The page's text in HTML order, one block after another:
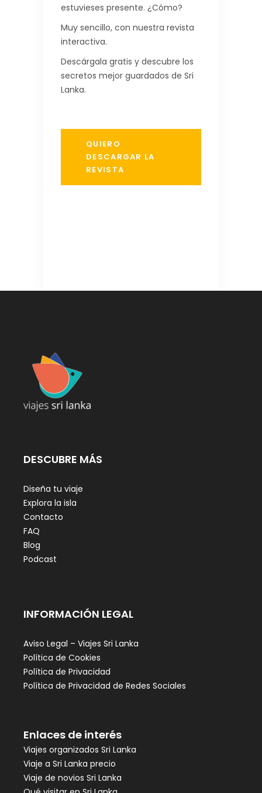
estuvieses presente. ¿Cómo?
Muy sencillo, con nuestra revista
interactiva.
Descárgala gratis y descubre los
secretos mejor guardados de Sri
Lanka.
QUIERO
DESCARGAR LA
REVISTA
DESCUBRE MÁS
Diseña tu viaje
Explora la isla
Contacto
FAQ
Blog
Podcast
INFORMACIÓN LEGAL
Aviso Legal – Viajes Sri Lanka
Política de Cookies
Política de Privacidad
Política de Privacidad de Redes Sociales
Enlaces de interés
Viajes organizados Sri Lanka
Viaje a Sri Lanka precio
Viaje de novios Sri Lanka